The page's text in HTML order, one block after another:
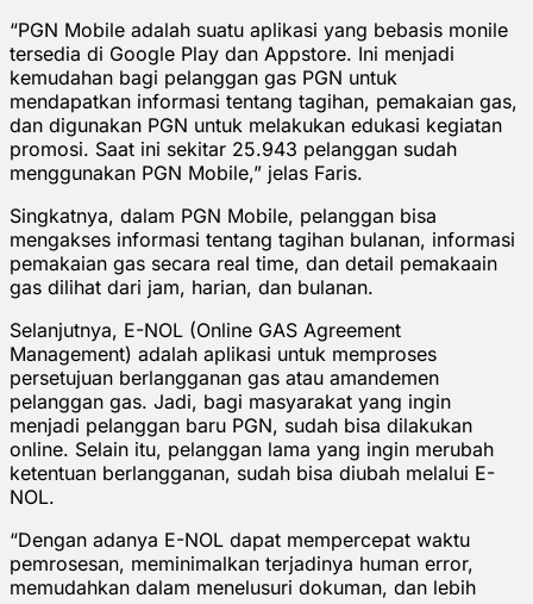
“PGN Mobile adalah suatu aplikasi yang bebasis monile
tersedia di Google Play dan Appstore. Ini menjadi
kemudahan bagi pelanggan gas PGN untuk
mendapatkan informasi tentang tagihan, pemakaian gas,
dan digunakan PGN untuk melakukan edukasi kegiatan
promosi. Saat ini sekitar 25.943 pelanggan sudah
menggunakan PGN Mobile,” jelas Faris.
Singkatnya, dalam PGN Mobile, pelanggan bisa
mengakses informasi tentang tagihan bulanan, informasi
pemakaian gas secara real time, dan detail pemakaain
gas dilihat dari jam, harian, dan bulanan.
Selanjutnya, E-NOL (Online GAS Agreement
Management) adalah aplikasi untuk memproses
persetujuan berlangganan gas atau amandemen
pelanggan gas. Jadi, bagi masyarakat yang ingin
menjadi pelanggan baru PGN, sudah bisa dilakukan
online. Selain itu, pelanggan lama yang ingin merubah
ketentuan berlangganan, sudah bisa diubah melalui E-
NOL.
“Dengan adanya E-NOL dapat mempercepat waktu
pemrosesan, meminimalkan terjadinya human error,
memudahkan dalam menelusuri dokuman, dan lebih